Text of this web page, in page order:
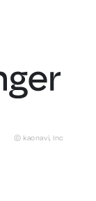
© kaonavi, Inc